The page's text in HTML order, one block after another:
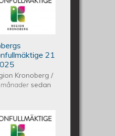
2025 17
202521
Kronoberg/
sedan
29